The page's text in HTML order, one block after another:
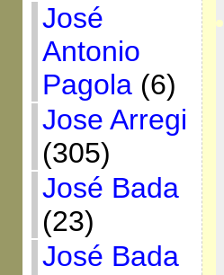
José
Antonio
Pagola(6)
Jose Arregi
(305)
José Bada
(23)
José Bada